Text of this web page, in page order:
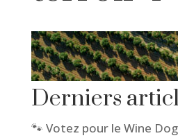
Derniers
🐾 Votez pour le Wine